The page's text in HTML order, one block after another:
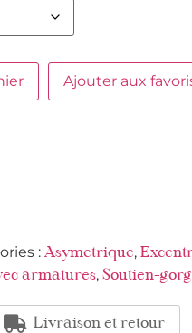
Ajouter aux
: Asymetrique,
armatures, Soutien-
Livraison et retour